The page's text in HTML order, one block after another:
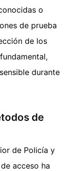
o
de prueba
de los
durante
de
de Policía y
acceso ha